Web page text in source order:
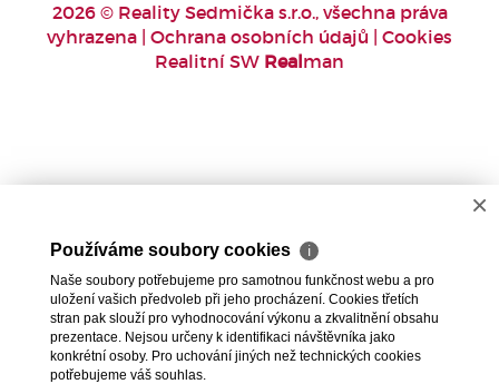
2026 © Reality Sedmička s.r.o., všechna práva
vyhrazena | Ochrana osobních údajů
Cookies
Realitní SW Realman
×
Používáme soubory cookies ℹ
Naše soubory potřebujeme pro samotnou funkčnost webu a pro
uložení vašich předvoleb při jeho procházení. Cookies třetích
stran pak slouží pro vyhodnocování výkonu a zkvalitnění obsahu
prezentace. Nejsou určeny k identifikaci návštěvníka jako
konkrétní osoby. Pro uchování jiných než technických cookies
potřebujeme váš souhlas.